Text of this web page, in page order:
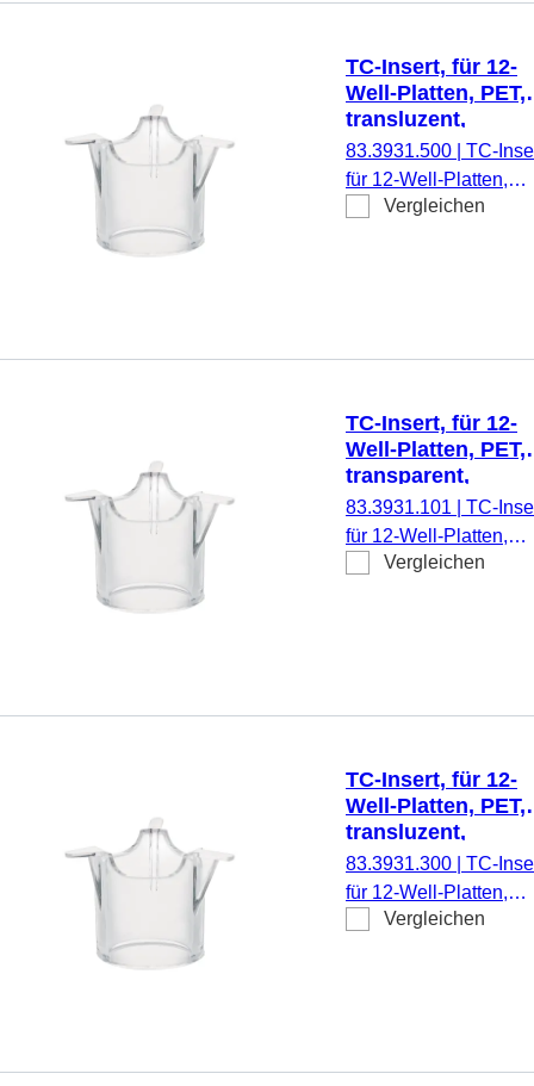
TC-Insert, für 12-
Well-Platten, PET,
transluzent,
Porengröße: 5 µm
83.3931.500
TC-
für 12-Well-Platten,
Membran: PET,
Vergleichen
TC-Insert, für 12-
Well-Platten, PET,
transparent,
Porengröße: 1 µm
83.3931.101
TC-
für 12-Well-Platten,
Membran: PET,
Vergleichen
TC-Insert, für 12-
Well-Platten, PET,
transluzent,
Porengröße: 3 µm
83.3931.300
TC-
für 12-Well-Platten,
Membran: PET,
Vergleichen